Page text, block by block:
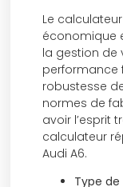
Le
économique
la gestion de
performance
robustesse
normes de
avoir l’esprit
calculateur
Audi A6.
Type de